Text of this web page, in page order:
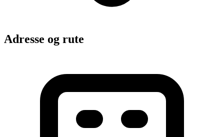
Adresse og rute